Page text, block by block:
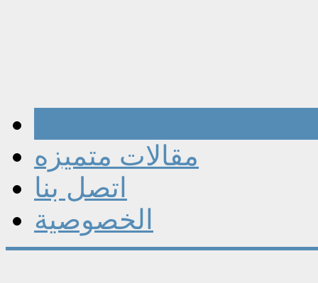
مقالات متميزه
اتصل بنا
الخصوصية